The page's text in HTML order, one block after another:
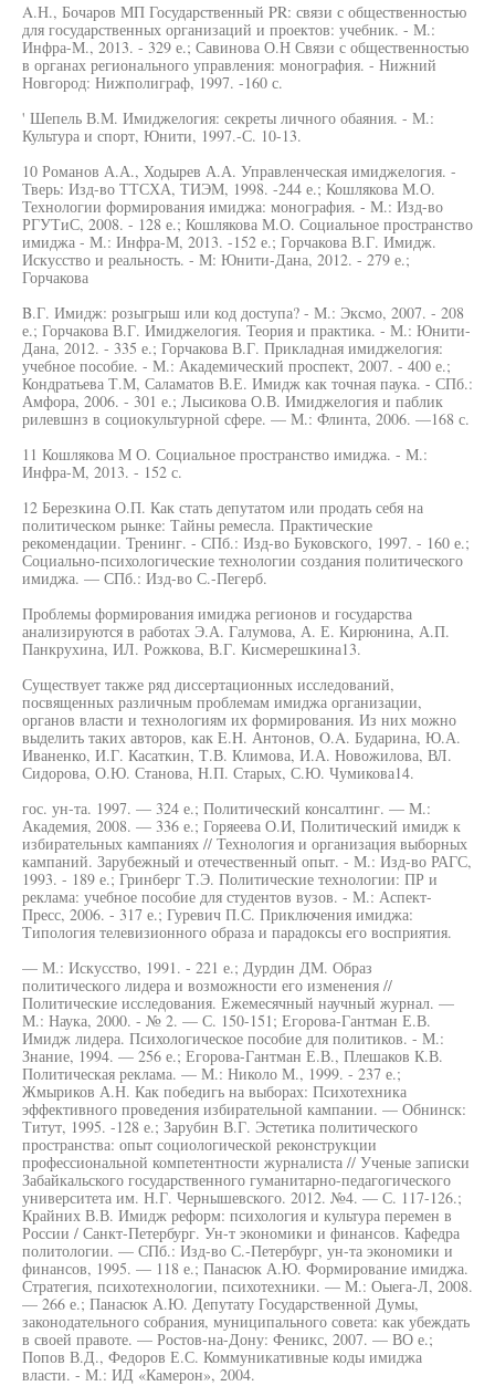
A.Н., Бочаров МП Государственный PR: связи с общественностью
для государственных организаций и проектов: учебник. - М.:
Инфра-М., 2013. - 329 е.; Савинова О.Н Связи с общественностью
в органах регионального управления: монография. - Нижний
Новгород: Нижполиграф, 1997. -160 с.
' Шепель В.М. Имиджелогия: секреты личного обаяния. - М.:
Культура и спорт, Юнити, 1997.-С. 10-13.
10 Романов А.А., Ходырев А.А. Управленческая имиджелогия. -
Тверь: Изд-во ТТСХА, ТИЭМ, 1998. -244 е.; Кошлякова М.О.
Технологии формирования имиджа: монография. - М.: Изд-во
РГУТиС, 2008. - 128 е.; Кошлякова М.О. Социальное пространство
имиджа - М.: Инфра-М, 2013. -152 е.; Горчакова В.Г. Имидж.
Искусство и реальность. - М: Юнити-Дана, 2012. - 279 е.;
Горчакова
B.Г. Имидж: розыгрыш или код доступа? - М.: Эксмо, 2007. - 208
е.; Горчакова В.Г. Имиджелогия. Теория и практика. - М.: Юнити-
Дана, 2012. - 335 е.; Горчакова В.Г. Прикладная имиджелогия:
учебное пособие. - М.: Академический проспект, 2007. - 400 е.;
Кондратьева Т.М, Саламатов В.Е. Имидж как точная паука. - СПб.:
Амфора, 2006. - 301 е.; Лысикова О.В. Имиджелогия и паблик
рилевшнз в социокультурной сфере. — М.: Флинта, 2006. —168 с.
11 Кошлякова М О. Социальное пространство имиджа. - М.:
Инфра-М, 2013. - 152 с.
12 Березкина О.П. Как стать депутатом или продать себя на
политическом рынке: Тайны ремесла. Практические
рекомендации. Тренинг. - СПб.: Изд-во Буковского, 1997. - 160 е.;
Социально-психологические технологии создания политического
имиджа. — СПб.: Изд-во С.-Пегерб.
Проблемы формирования имиджа регионов и государства
анализируются в работах Э.А. Галумова, А. Е. Кирюнина, А.П.
Панкрухина, ИЛ. Рожкова, В.Г. Кисмерешкина13.
Существует также ряд диссертационных исследований,
посвященных различным проблемам имиджа организации,
органов власти и технологиям их формирования. Из них можно
выделить таких авторов, как E.H. Антонов, O.A. Бударина, Ю.А.
Иваненко, И.Г. Касаткин, Т.В. Климова, И.А. Новожилова, ВЛ.
Сидорова, О.Ю. Станова, Н.П. Старых, С.Ю. Чумикова14.
гос. ун-та. 1997. — 324 е.; Политический консалтинг. — М.:
Академия, 2008. — 336 е.; Горяеева О.И, Политический имидж к
избирательных кампаниях // Технология и организация выборных
кампаний. Зарубежный и отечественный опыт. - М.: Изд-во РАГС,
1993. - 189 е.; Гринберг Т.Э. Политические технологии: ПР и
реклама: учебное пособие для студентов вузов. - М.: Аспект-
Пресс, 2006. - 317 е.; Гуревич П.С. Приключения имиджа:
Типология телевизионного образа и парадоксы его восприятия.
— М.: Искусство, 1991. - 221 е.; Дурдин ДМ. Образ
политического лидера и возможности его изменения //
Политические исследования. Ежемесячный научный журнал. —
М.: Наука, 2000. - № 2. — С. 150-151; Егорова-Гантман Е.В.
Имидж лидера. Психологическое пособие для политиков. - М.:
Знание, 1994. — 256 е.; Егорова-Гантман Е.В., Плешаков К.В.
Политическая реклама. — М.: Николо М., 1999. - 237 е.;
Жмыриков А.Н. Как победигь на выборах: Психотехника
эффективного проведения избирательной кампании. — Обнинск:
Титут, 1995. -128 е.; Зарубин В.Г. Эстетика политического
пространства: опыт социологической реконструкции
профессиональной компетентности журналиста // Ученые записки
Забайкальского государственного гуманитарно-педагогического
университета им. Н.Г. Чернышевского. 2012. №4. — С. 117-126.;
Крайних В.В. Имидж реформ: психология и культура перемен в
России / Санкт-Петербург. Ун-т экономики и финансов. Кафедра
политологии. — СПб.: Изд-во С.-Петербург, ун-та экономики и
финансов, 1995. — 118 е.; Панасюк А.Ю. Формирование имиджа.
Стратегия, психотехнологии, психотехники. — М.: Оыега-Л, 2008.
— 266 е.; Панасюк А.Ю. Депутату Государственной Думы,
законодательного собрания, муниципального совета: как убеждать
в своей правоте. — Ростов-на-Дону: Феникс, 2007. — ВО е.;
Попов В.Д., Федоров Е.С. Коммуникативные коды имиджа
власти. - М.: ИД «Камерон», 2004.